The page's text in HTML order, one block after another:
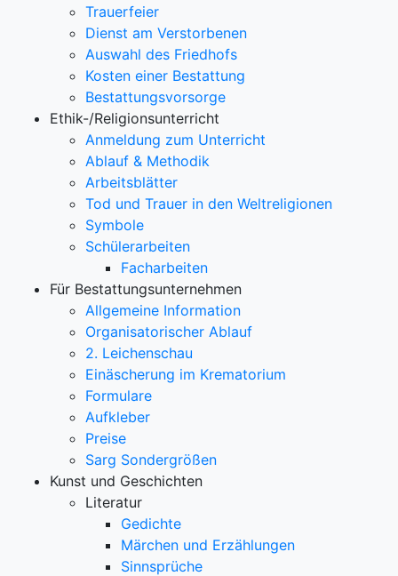
Trauerfeier
Dienst am Verstorbenen
Auswahl des Friedhofs
Kosten einer Bestattung
Bestattungsvorsorge
Ethik-/Religionsunterricht
Anmeldung zum Unterricht
Ablauf & Methodik
Arbeitsblätter
Tod und Trauer in den Weltreligionen
Symbole
Schülerarbeiten
Facharbeiten
Für Bestattungsunternehmen
Allgemeine Information
Organisatorischer Ablauf
2. Leichenschau
Einäscherung im Krematorium
Formulare
Aufkleber
Preise
Sarg Sondergrößen
Kunst und Geschichten
Literatur
Gedichte
Märchen und Erzählungen
Sinnsprüche